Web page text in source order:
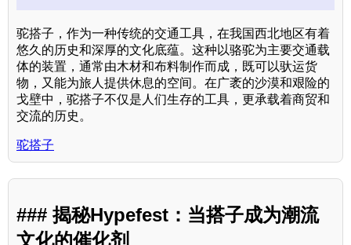
驼搭子，作为一种传统的交通工具，在我国西北地区有着
悠久的历史和深厚的文化底蕴。这种以骆驼为主要交通载
体的装置，通常由木材和布料制作而成，既可以驮运货
物，又能为旅人提供休息的空间。在广袤的沙漠和艰险的
戈壁中，驼搭子不仅是人们生存的工具，更承载着商贸和
交流的历史。
驼搭子
### 揭秘Hypefest：当搭子成为潮流
文化的催化剂